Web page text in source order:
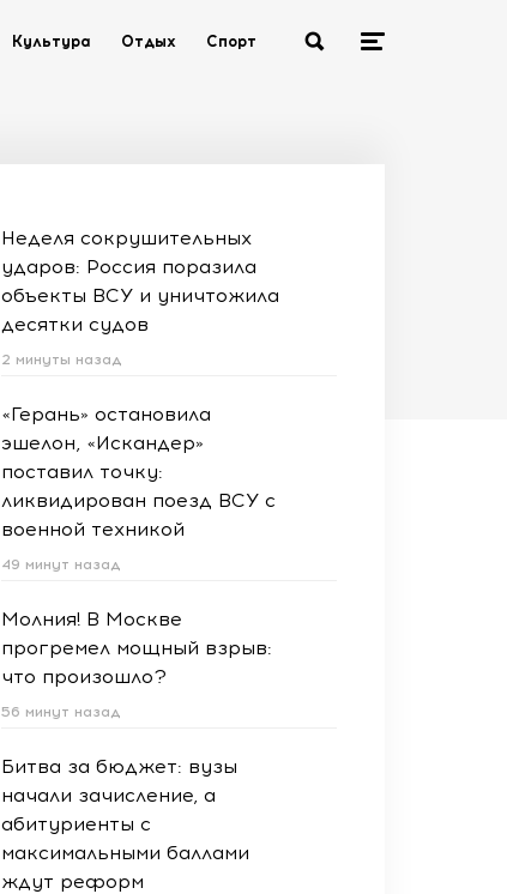
Культура Отдых Спорт
Неделя сокрушительных
ударов: Россия поразила
объекты ВСУ и уничтожила
десятки судов
2 минуты назад
«Герань» остановила
эшелон, «Искандер»
поставил точку:
ликвидирован поезд ВСУ с
военной техникой
49 минут назад
Молния! В Москве
прогремел мощный взрыв:
что произошло?
56 минут назад
Битва за бюджет: вузы
начали зачисление, а
абитуриенты с
максимальными баллами
ждут реформ